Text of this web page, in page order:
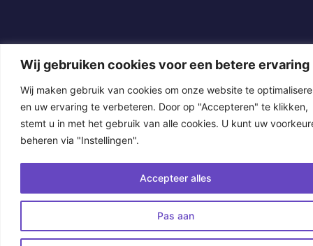
Wij gebruiken cookies voor een betere ervaring
Wij maken gebruik van cookies om onze website te
en uw ervaring te verbeteren. Door op "Accepteren" te klikken,
stemt u in met het gebruik van alle cookies. U kunt uw
beheren via "Instellingen".
Pas aan
Accepteer alles